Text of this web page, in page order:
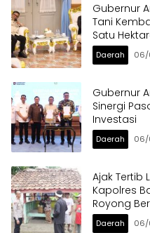
Gubernur
Tani
Satu
Daerah 06/
Gubernur
Sinergi
Investasi
Daerah 06/
Ajak Tertib
Kapolres
Royong
Daerah 06/